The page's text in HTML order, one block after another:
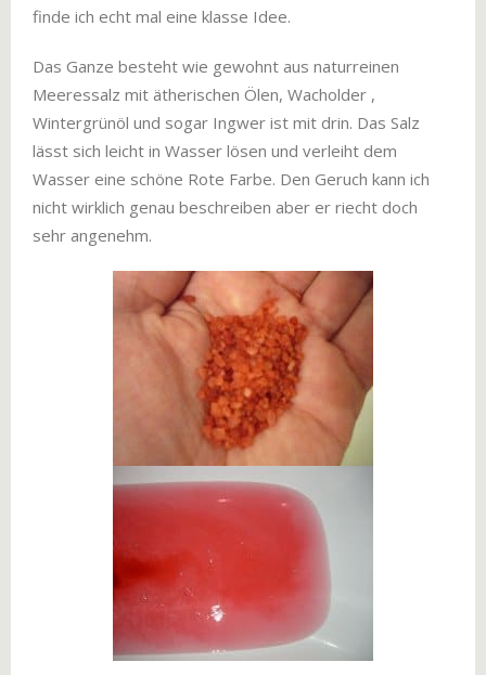
finde ich echt mal eine klasse Idee.
Das Ganze besteht wie gewohnt aus naturreinen
Meeressalz mit ätherischen Ölen, Wacholder ,
Wintergrünöl und sogar Ingwer ist mit drin. Das Salz
lässt sich leicht in Wasser lösen und verleiht dem
Wasser eine schöne Rote Farbe. Den Geruch kann ich
nicht wirklich genau beschreiben aber er riecht doch
sehr angenehm.